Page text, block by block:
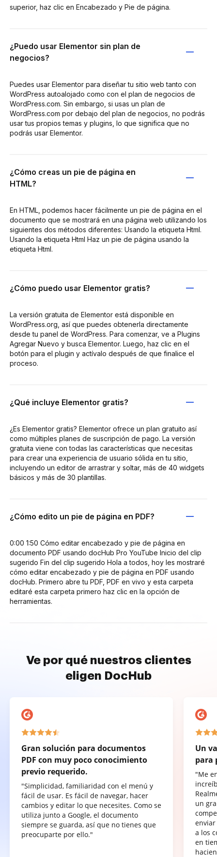
superior, haz clic en Encabezado y Pie de página.
¿Puedo usar Elementor sin plan de
negocios?
Puedes usar Elementor para diseñar tu sitio web tanto con
WordPress autoalojado como con el plan de negocios de
WordPress.com. Sin embargo, si usas un plan de
WordPress.com por debajo del plan de negocios, no podrás
usar tus propios temas y plugins, lo que significa que no
podrás usar Elementor.
¿Cómo creas un pie de página en
HTML?
En HTML, podemos hacer fácilmente un pie de página en el
documento que se mostrará en una página web utilizando los
siguientes dos métodos diferentes: Usando la etiqueta Html.
Usando la etiqueta Html Haz un pie de página usando la
etiqueta Html.
¿Cómo puedo usar Elementor gratis?
La versión gratuita de Elementor está disponible en
WordPress.org, así que puedes obtenerla directamente
desde tu panel de WordPress. Para comenzar, ve a Plugins
Agregar Nuevo y busca Elementor. Luego, haz clic en el
botón para el plugin y actívalo después de que finalice el
proceso.
¿Qué incluye Elementor gratis?
¿Es Elementor gratis? Elementor ofrece un plan gratuito así
como múltiples planes de suscripción de pago. La versión
gratuita viene con todas las características que necesitas
para crear una experiencia de usuario sólida en tu sitio,
incluyendo un editor de arrastrar y soltar, más de 40 widgets
básicos y más de 30 plantillas.
¿Cómo edito un pie de página en PDF?
0:00 1:50 Cómo editar encabezado y pie de página en
documento PDF usando docHub Pro YouTube Inicio del clip
sugerido Fin del clip sugerido Hola a todos, hoy les mostraré
cómo editar encabezado y pie de página en PDF usando
docHub. Primero abre tu PDF, PDF en vivo y esta carpeta
editaré esta carpeta primero haz clic en la opción de
herramientas.
Ve por qué nuestros clientes
eligen DocHub
Gran solución para documentos
PDF con muy poco conocimiento
previo requerido.
"Simplicidad, familiaridad con el menú y
fácil de usar. Es fácil de navegar, hacer
cambios y editar lo que necesites. Como se
utiliza junto a Google, el documento
siempre se guarda, así que no tienes que
preocuparte por ello."
Un
para
"Me
un
a los
en